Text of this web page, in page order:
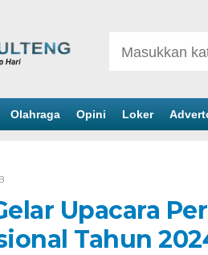
Olahraga Opini Loker
Upacara
Tahun